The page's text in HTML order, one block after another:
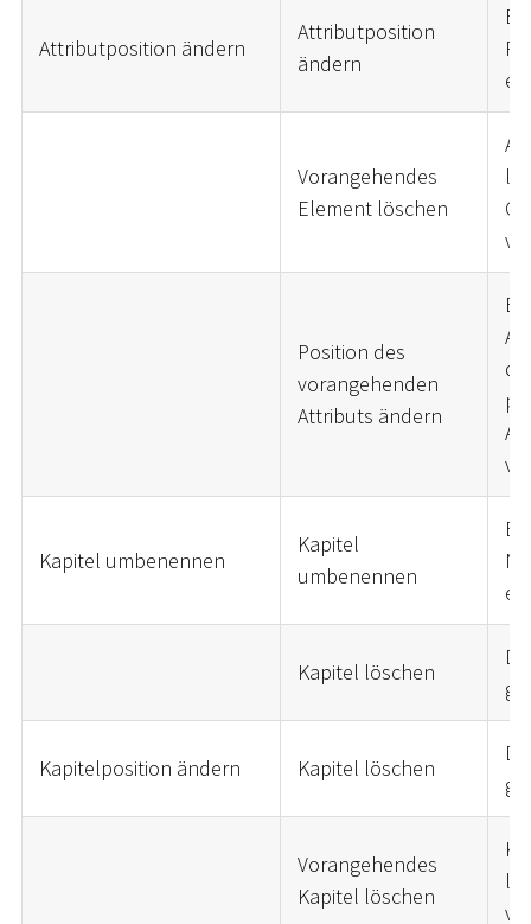
Attributposition ändern
Attributposition
ändern
Vorangehendes
Element löschen
Position des
vorangehenden
Attributs ändern
Kapitel umbenennen
Kapitel
umbenennen
Kapitel löschen
Kapitelposition ändern Kapitel löschen
Vorangehendes
Kapitel löschen